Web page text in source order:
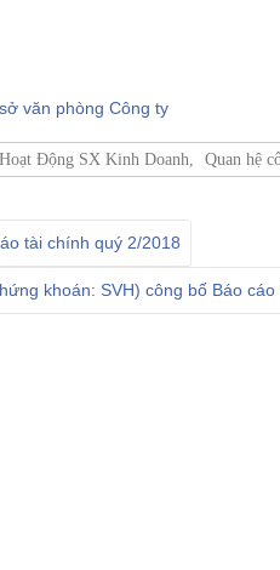
văn phòng Công ty
Hoạt Động SX Kinh Doanh Quan hệ
tài chính quý 2/2018
khoán: SVH) công bố Báo